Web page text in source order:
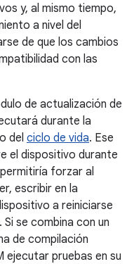
y, al mismo tiempo,
a nivel del
de que los cambios
con las
de actualización de
durante la
del ciclo de vida. Ese
el dispositivo durante
forzar al
escribir en la
a reiniciarse
se combina con un
de compilación
ejecutar pruebas en su